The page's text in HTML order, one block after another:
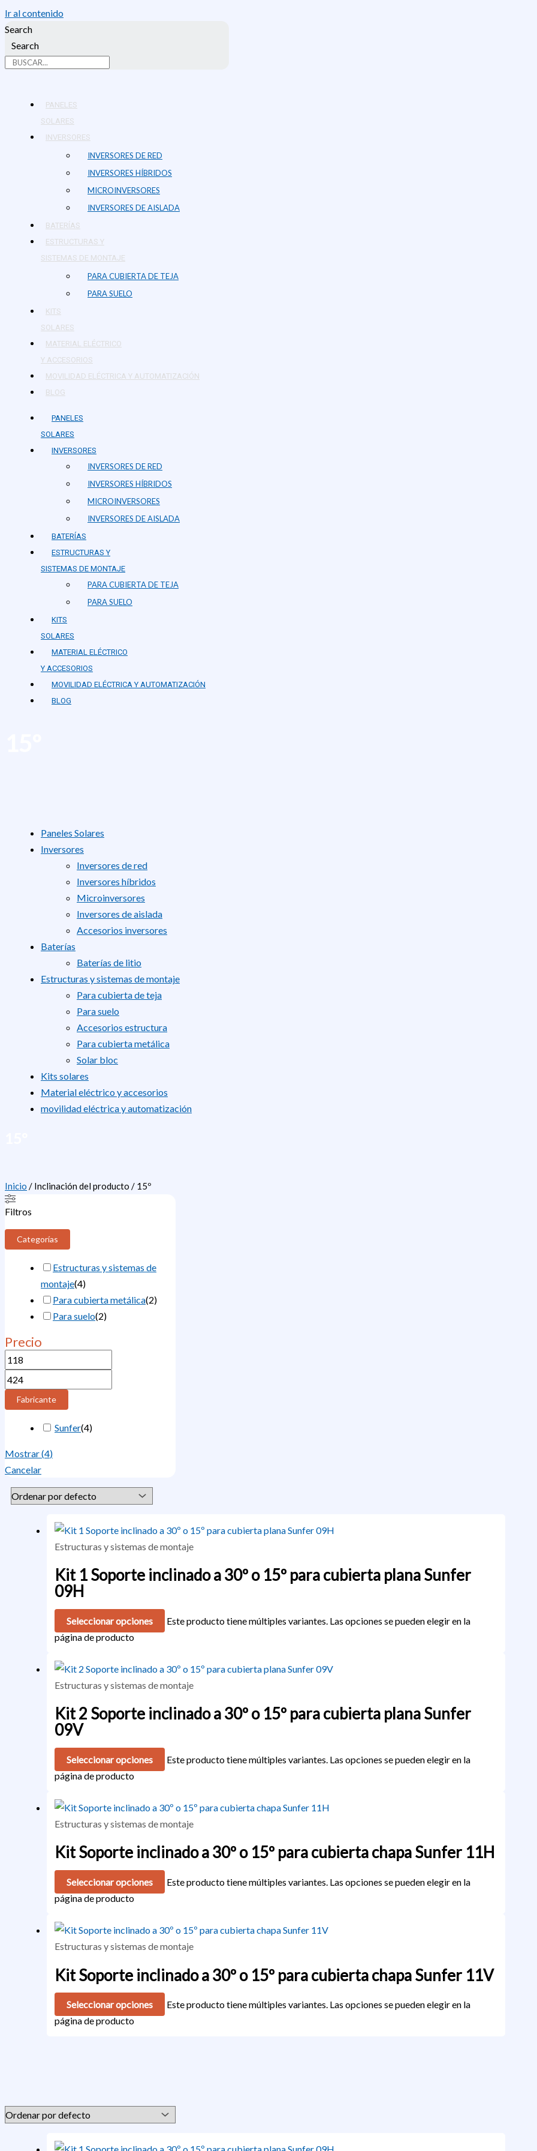
Ir al contenido
Search
Search
PANELES
SOLARES
INVERSORES
INVERSORES DE RED
INVERSORES HÍBRIDOS
MICROINVERSORES
INVERSORES DE AISLADA
BATERÍAS
ESTRUCTURAS Y
SISTEMAS DE MONTAJE
PARA CUBIERTA DE TEJA
PARA SUELO
KITS
SOLARES
MATERIAL ELÉCTRICO
Y ACCESORIOS
MOVILIDAD ELÉCTRICA Y AUTOMATIZACIÓN
BLOG
PANELES
SOLARES
INVERSORES
INVERSORES DE RED
INVERSORES HÍBRIDOS
MICROINVERSORES
INVERSORES DE AISLADA
BATERÍAS
ESTRUCTURAS Y
SISTEMAS DE MONTAJE
PARA CUBIERTA DE TEJA
PARA SUELO
KITS
SOLARES
MATERIAL ELÉCTRICO
Y ACCESORIOS
MOVILIDAD ELÉCTRICA Y AUTOMATIZACIÓN
BLOG
Paneles Solares
Inversores
Inversores de red
Inversores híbridos
Microinversores
Inversores de aislada
Accesorios inversores
Baterías
Baterías de litio
Estructuras y sistemas de montaje
Para cubierta de teja
Para suelo
Accesorios estructura
Para cubierta metálica
Solar bloc
Kits solares
Material eléctrico y accesorios
movilidad eléctrica y automatización
Inicio / Inclinación del producto / 15º
Filtros
Categorías
Estructuras y sistemas de
montaje(4)
Para cubierta metálica(2)
Para suelo(2)
Precio
Fabricante
Sunfer(4)
Mostrar(4)
Cancelar
Estructuras y sistemas de montaje
Kit 1 Soporte inclinado a 30º o 15º para cubierta plana Sunfer
09H
Seleccionar opciones
Este producto tiene múltiples variantes. Las opciones se pueden elegir en la
página de producto
Estructuras y sistemas de montaje
Kit 2 Soporte inclinado a 30º o 15º para cubierta plana Sunfer
09V
Seleccionar opciones
Este producto tiene múltiples variantes. Las opciones se pueden elegir en la
página de producto
Estructuras y sistemas de montaje
Kit Soporte inclinado a 30º o 15º para cubierta chapa Sunfer 11H
Seleccionar opciones
Este producto tiene múltiples variantes. Las opciones se pueden elegir en la
página de producto
Estructuras y sistemas de montaje
Kit Soporte inclinado a 30º o 15º para cubierta chapa Sunfer 11V
Seleccionar opciones
Este producto tiene múltiples variantes. Las opciones se pueden elegir en la
página de producto